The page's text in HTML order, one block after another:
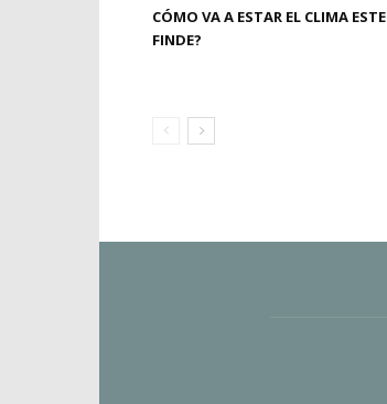
CÓMO VA A ESTAR EL CLIMA ESTE
FINDE?